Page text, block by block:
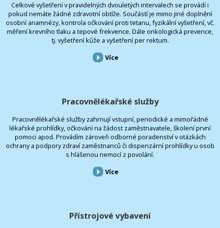
Celkové vyšetření v pravidelných dvouletých intervalech se provádí i
pokud nemáte žádné zdravotní obtíže. Součástí je mimo jiné doplnění
osobní anamnézy, kontrola očkování proti tetanu, fyzikální vyšetření, vč.
měření krevního tlaku a tepové frekvence. Dále onkologická prevence,
tj. vyšetření kůže a vyšetření per rektum.
Více
Pracovnělékařské služby
Pracovnělékařské služby zahrnují vstupní, periodické a mimořádné
lékařské prohlídky, očkování na žádost zaměstnavatele, školení první
pomoci apod. Provádím zároveň odborné poradenství v otázkách
ochrany a podpory zdraví zaměstnanců či dispenzární prohlídky u osob
s hlášenou nemocí z povolání.
Více
Přístrojové vybavení